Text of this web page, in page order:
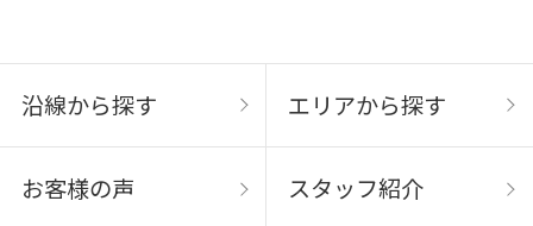
沿線から探す エリアから探す
お客様の声 スタッフ紹介